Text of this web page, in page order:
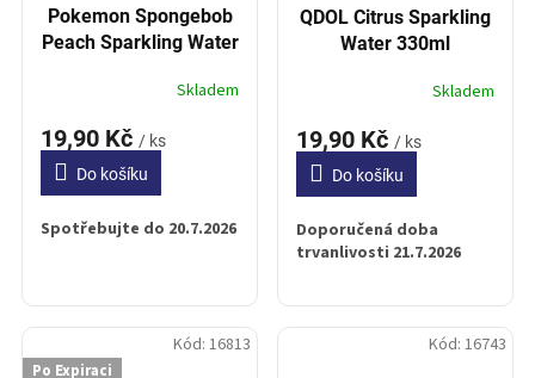
Pokemon Spongebob
Peach Sparkling Water
Skladem
19,90 Kč / ks
Do košíku
Spotřebujte do 20.7.2026
QDOL Citrus Sparkling
Water 330ml
Skladem
19,90 Kč / ks
Do košíku
Doporučená doba
trvanlivosti 21.7.2026
Po Expiraci
Kód: 16813 Kód: 16743